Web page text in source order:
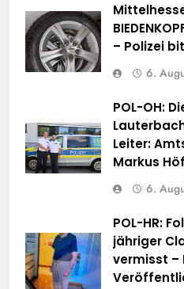
– Polizei
6.
POL-OH:
Leiter:
Markus
6.
POL-HR:
jähriger
vermisst –